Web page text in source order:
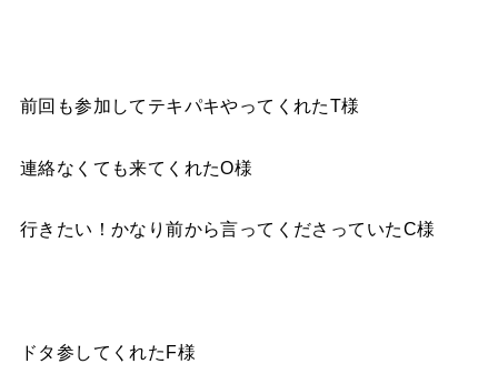
前回も参加してテキパキやってくれたT様
連絡なくても来てくれたO様
行きたい！かなり前から言ってくださっていたC様
ドタ参してくれたF様